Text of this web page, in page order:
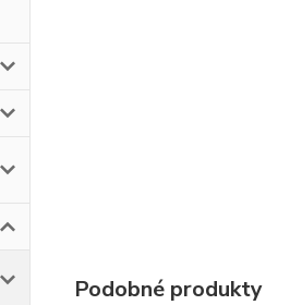
Podobné produkty